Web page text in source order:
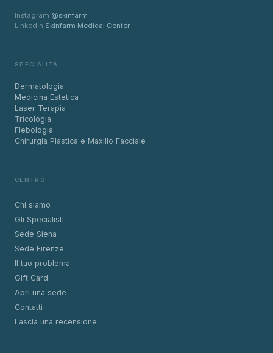
Instagram @skinfarm__
LinkedIn Skinfarm Medical Center
SPECIALITÀ
Dermatologia
Medicina Estetica
Laser Terapia
Tricologia
Flebologia
Chirurgia Plastica e Maxillo Facciale
CENTRO
Chi siamo
Gli Specialisti
Sede Siena
Sede Firenze
Il tuo problema
Gift Card
Apri una sede
Contatti
Lascia una recensione